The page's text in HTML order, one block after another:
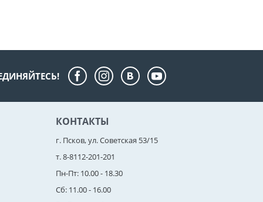
КОНТАКТЫ
г. Псков, ул. Советская 53/15
т. 8-8112-201-201
Пн-Пт: 10.00 - 18.30
Сб: 11.00 - 16.00